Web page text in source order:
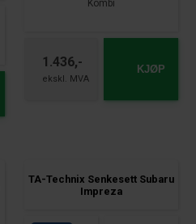
Kombi
1.436,- KJØP
TA-Technix Senkesett Subaru
Impreza